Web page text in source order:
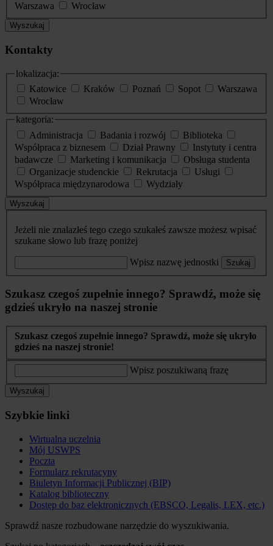
Warszawa
Wrocław
Wyszukaj
Kontakty
lokalizacja:
Katowice
Kraków Poznań Sopot
Warszawa
Wrocław
kategoria:
Administracja
Badania i rozwój
Biblioteka
Współpraca z biznesem
Dział Prawny
Instytuty i centra
badawcze
Marketing i komunikacja
Obsługa studenta
Organizacje studenckie
Rekrutacja
Usługi
Współpraca międzynarodowa
Wydziały
Wyszukaj
Jeżeli nie znalazłeś tego czego szukałeś zawsze możesz wpisać
szukane słowo lub frazę poniżej
Wpisz nazwę jednostki Szukaj
Szukasz czegoś zupełnie innego? Sprawdź, może się
gdzieś ukryło na naszej stronie
Szukasz czegoś zupełnie innego? Sprawdź, może się ukryło
gdzieś na naszej stronie!
Wpisz poszukiwaną frazę
Wyszukaj
Szybkie linki
Wirtualna uczelnia
Mój USWPS
Poczta
Formularz rekrutacyny
Biuletyn Informacji Publicznej (BIP)
Katalog biblioteczny
Dostęp do baz elektronicznych (EBSCO, Legalis, LEX, etc.)
Sprawdź nasze rozbudowane narzędzie do wyszukiwania.